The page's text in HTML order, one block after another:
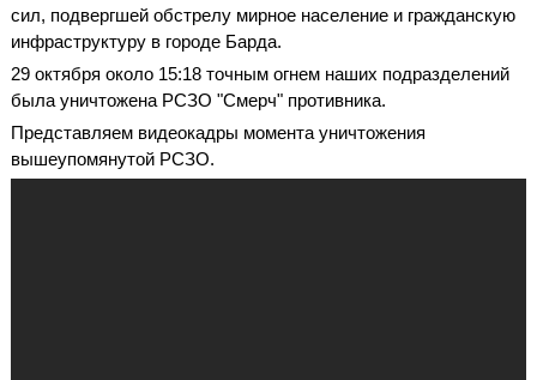
сил, подвергшей обстрелу мирное население и гражданскую
инфраструктуру в городе Барда.
29 октября около 15:18 точным огнем наших подразделений
была уничтожена РСЗО "Смерч" противника.
Представляем видеокадры момента уничтожения
вышеупомянутой РСЗО.